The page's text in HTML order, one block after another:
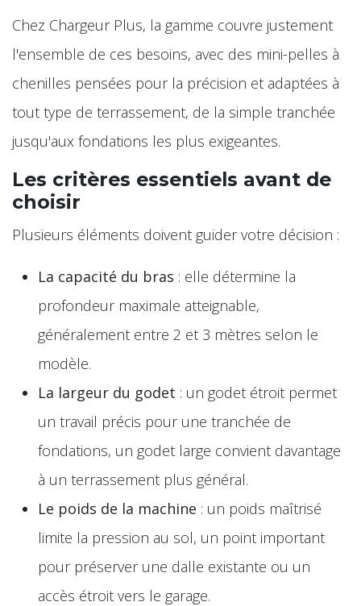
Chez Chargeur Plus, la gamme couvre justement
l'ensemble de ces besoins, avec des mini-pelles à
chenilles pensées pour la précision et adaptées à
tout type de terrassement, de la simple tranchée
jusqu'aux fondations les plus exigeantes.
Les critères essentiels avant de
choisir
Plusieurs éléments doivent guider votre décision :
La capacité du bras : elle détermine la
profondeur maximale atteignable,
généralement entre 2 et 3 mètres selon le
modèle.
La largeur du godet : un godet étroit permet
un travail précis pour une tranchée de
fondations, un godet large convient davantage
à un terrassement plus général.
Le poids de la machine : un poids maîtrisé
limite la pression au sol, un point important
pour préserver une dalle existante ou un
accès étroit vers le garage.